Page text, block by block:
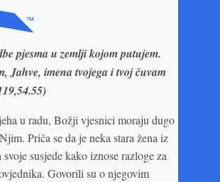
pjesma u zemlji kojom putujem.
Jahve, imena tvojega i tvoj čuvam
u radu, Božji vjesnici moraju dugo
Priča se da je neka stara žena iz
susjede kako iznose razloge za
Govorili su o njegovim